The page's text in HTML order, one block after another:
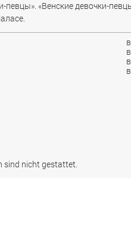
певцы». «Венские девочки-
sind nicht gestattet.